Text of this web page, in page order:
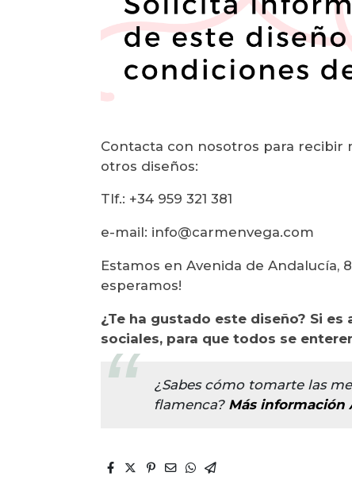
Contacta con nosotros para recibir
otros diseños:
Tlf.: +34 959 321 381
e-mail: info@carmenvega.com
Estamos en Avenida de Andalucía,
esperamos!
¿Te ha gustado este diseño? Si
sociales, para que todos se
¿Sabes cómo tomarte las
flamenca? Más información